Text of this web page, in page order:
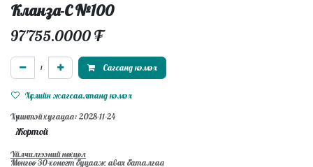
Кланза-С №100
97'755.0000₮
Сагсанд нэмэх
Хүслийн жагсаалтанд нэмэх
Хүчинтэй хугацаа: 2028-11-24
Жортой
Үйлчилгээний нөхцөл
Мөнгөө 30-хоногт буцааж авах баталгаа